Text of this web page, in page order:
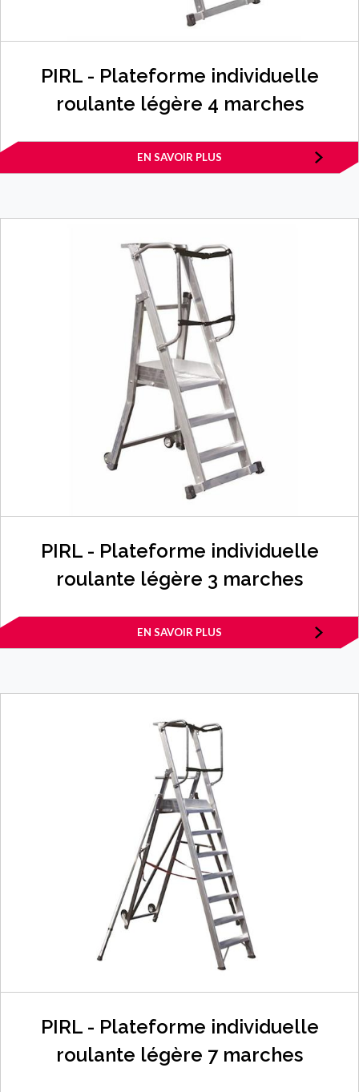
PIRL - Plateforme individuelle
roulante légère 4 marches
EN SAVOIR PLUS
PIRL - Plateforme individuelle
roulante légère 3 marches
EN SAVOIR PLUS
PIRL - Plateforme individuelle
roulante légère 7 marches